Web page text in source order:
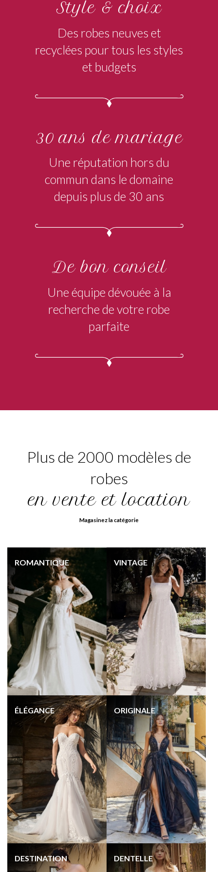
Style & choix
Des robes neuves et
recyclées pour tous les styles
et budgets
30 ans de mariage
Une réputation hors du
commun dans le domaine
depuis plus de 30 ans
De bon conseil
Une équipe dévouée à la
recherche de votre robe
parfaite
Plus de 2000 modèles de
robes
en vente et location
Magasinez la catégorie
ROMANTIQUE VINTAGE
ÉLÉGANCE ORIGINALE
DESTINATION DENTELLE